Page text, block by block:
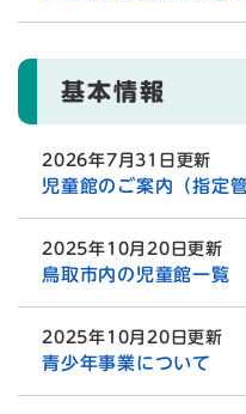
基本情報
2026年7月31日更新
児童館のご案内（指定
2025年10月20日更新
鳥取市内の児童館一覧
2025年10月20日更新
青少年事業について